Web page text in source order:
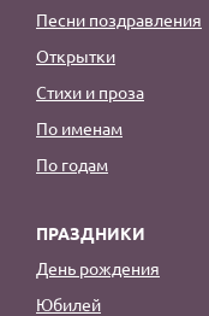
Песни поздравления
Открытки
Стихи и проза
По именам
По годам
ПРАЗДНИКИ
День рождения
Юбилей